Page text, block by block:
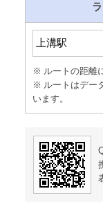
ルートの距離
ルートはデー
います。